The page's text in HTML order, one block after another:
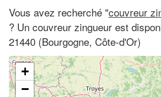
Vous avez recherché "couvreur
? Un couvreur zingueur est
21440 (Bourgogne, Côte-d'Or)
+
−